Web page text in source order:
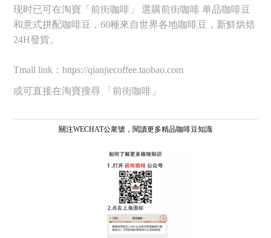
现时已可在淘寶「前街咖啡」 選購前街咖啡 单品咖啡豆
和意式拼配咖啡豆，60種來自世界各地咖啡豆，新鮮烘焙
24H發貨。
Tmall link：https://qianjiecoffee.taobao.com
或可直接在淘寶搜尋 「前街咖啡」
關注WECHAT公衆號，閱讀更多精品咖啡豆知識